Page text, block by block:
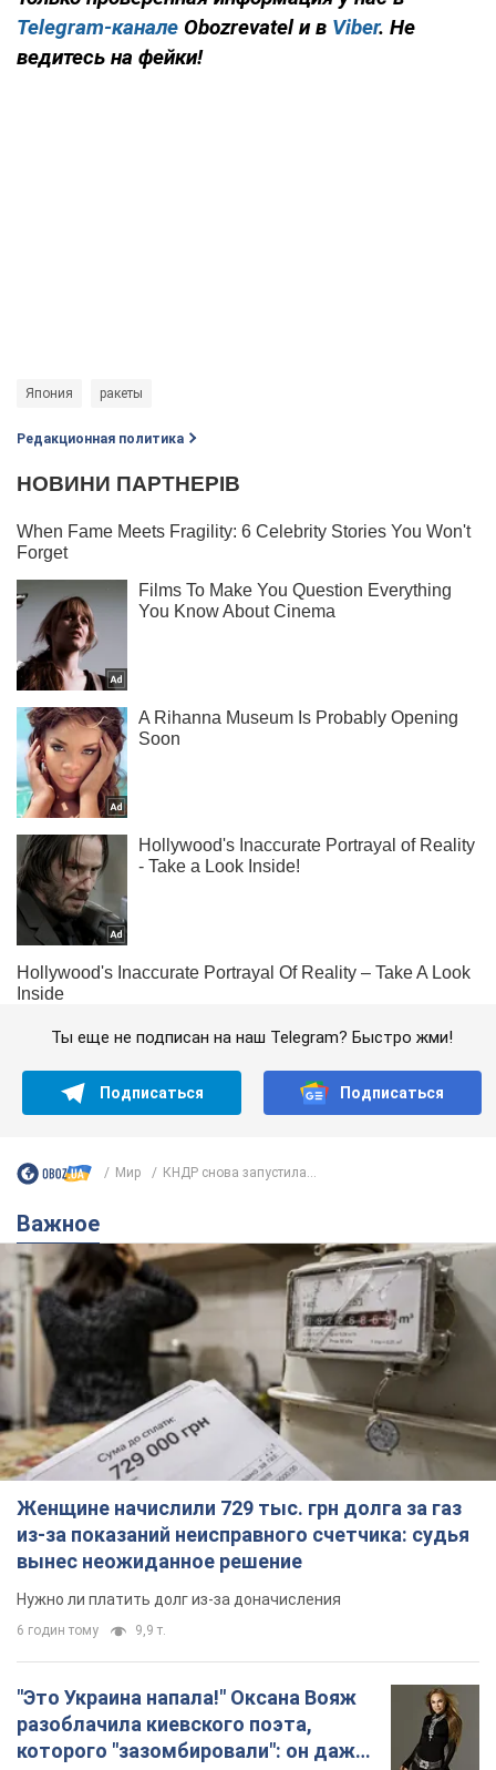
Telegram-канале Obozrevatel и в Viber. Не
ведитесь на фейки!
Япония ракеты
Редакционная политика
Ты еще не подписан на наш Telegram? Быстро жми!
Подписаться Подписаться
Мир КНДР снова запустила...
Важное
Женщине начислили 729 тыс. грн долга за газ
из-за показаний неисправного счетчика: судья
вынес неожиданное решение
Нужно ли платить долг из-за доначисления
6 годин тому 9,9 т.
"Это Украина напала!" Оксана Вояж
разоблачила киевского поэта,
которого "зазомбировали": он даже